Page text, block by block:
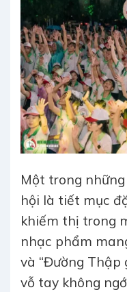
Một trong
hội là tiết mục
khiếm thị trong
nhạc phẩm
và “Đường Thập
vỗ tay không